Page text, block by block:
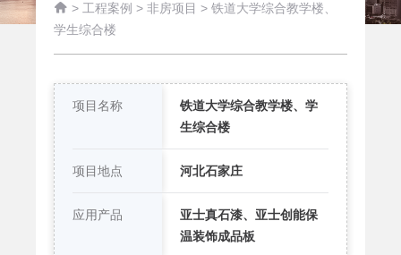
 > 工程案例 > 非房项目 > 铁道大学综合教学楼、
学生综合楼
项目名称
铁道大学综合教学楼、学
生综合楼
项目地点 河北石家庄
应用产品
亚士真石漆、亚士创能保
温装饰成品板